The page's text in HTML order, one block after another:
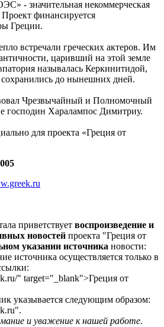
- значительная некоммерческая
Проект финансируется
Греции.
встречали греческих актеров. Им
царивший на этой земле
называлась Керкинитидой,
до нынешних дней.
Чрезвычайный и Полномочный
господин Харалампос Димитриу.
для проекта «Греция от
приветствует воспроизведение и
новостей проекта "Греция от
указании источника новости:
источника осуществляется только в
" target="_blank">Греция от
указывается следующим образом:
и уважение к нашей работе.